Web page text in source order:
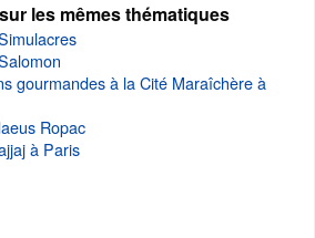
les mêmes thématiques
gourmandes à la Cité Maraîchère à
Ropac
à Paris